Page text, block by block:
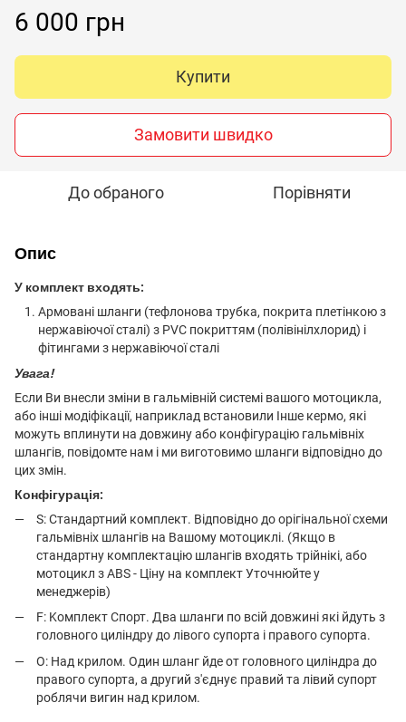
6 000 грн
Купити
Замовити швидко
До обраного Порівняти
Опис
У комплект входять:
Армовані шланги (тефлонова трубка, покрита плетінкою з
нержавіючої сталі) з PVC покриттям (полівінілхлорид) і
фітингами з нержавіючої сталі
Увага!
Если Ви внесли зміни в гальмівній системі вашого мотоцикла,
або інші модіфікації, наприклад встановили Інше кермо, які
можуть вплинути на довжину або конфігурацію гальмівніх
шлангів, повідомте нам і ми виготовимо шланги відповідно до
цих змін.
Конфігурація:
S: Стандартний комплект. Відповідно до орігінальної схеми
гальмівніх шлангів на Вашому мотоциклі. (Якщо в
стандартну комплектацію шлангів входять трійнікі, або
мотоцикл з ABS - Ціну на комплект Уточнюйте у
менеджерів)
F: Kомплект Спорт. Два шланги по всій довжині які йдуть з
головного циліндру до лівого супорта і правого супорта.
O: Над крилом. Один шланг йде от головного циліндра до
правого супорта, а другий з'єднує правий та лівий супорт
роблячи вигин над крилом.